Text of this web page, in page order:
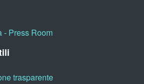
- Press Room
trasparente